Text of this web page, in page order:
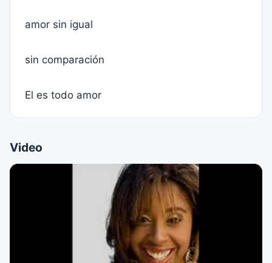
amor sin igual
sin comparación
El es todo amor
Video